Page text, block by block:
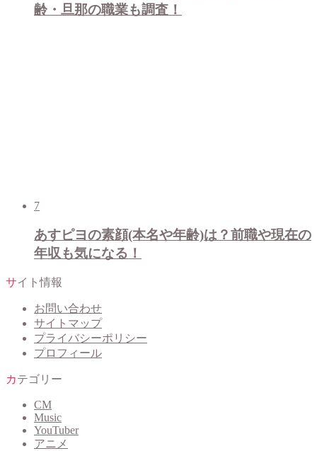
齢・旦那の職業も調査！
7
あすピヨの素顔(本名や年齢)は？前職や現在の
年収も気になる！
サイト情報
お問い合わせ
サイトマップ
プライバシーポリシー
プロフィール
カテゴリー
CM
Music
YouTuber
アニメ